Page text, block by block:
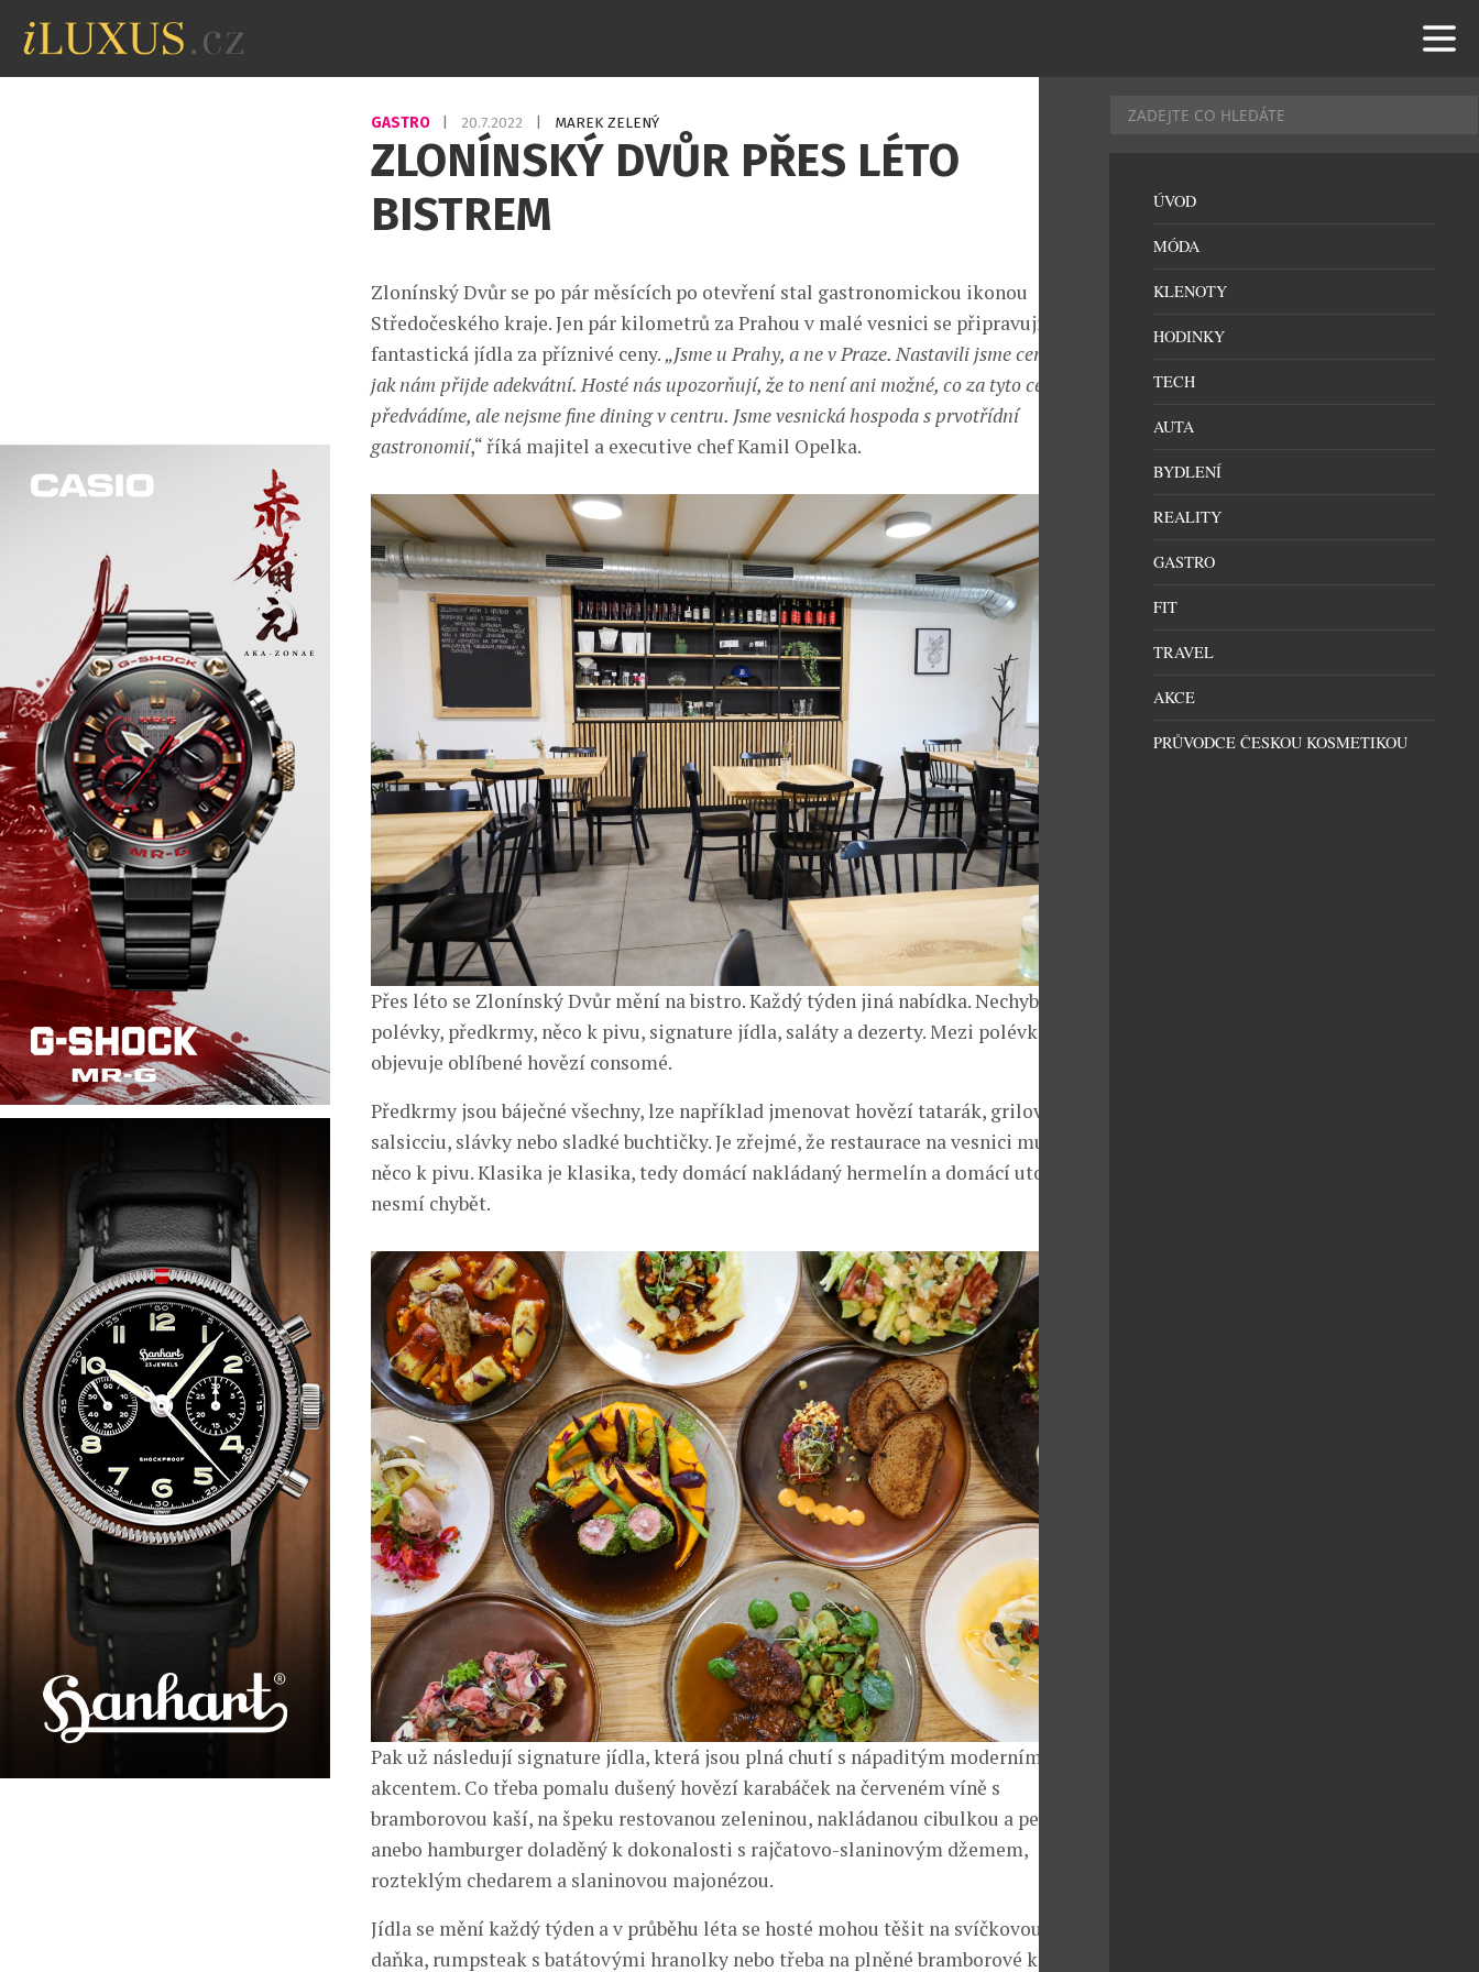
GASTRO 20.7.2022 MAREK ZELENÝ
ZLONÍNSKÝ DVŮR PŘES LÉTO
BISTREM
Zlonínský Dvůr se po pár měsících po otevření stal gastronomickou ikonou
Středočeského kraje. Jen pár kilometrů za Prahou v malé vesnici se připravují
fantastická jídla za příznivé ceny.„Jsme u Prahy, a ne v Praze. Nastavili jsme ceny tak,
jak nám přijde adekvátní. Hosté nás upozorňují, že to není ani možné, co za tyto ceny
předvádíme, ale nejsme fine dining v centru. Jsme vesnická hospoda s prvotřídní
gastronomií,“ říká majitel a executive chef Kamil Opelka.
Přes léto se Zlonínský Dvůr mění na bistro. Každý týden jiná nabídka. Nechybí
polévky, předkrmy, něco k pivu, signature jídla, saláty a dezerty. Mezi polévkami se
objevuje oblíbené hovězí consomé.
Předkrmy jsou báječné všechny, lze například jmenovat hovězí tatarák, grilovanou
salsicciu, slávky nebo sladké buchtičky. Je zřejmé, že restaurace na vesnici musí mít
něco k pivu. Klasika je klasika, tedy domácí nakládaný hermelín a domácí utopenci
nesmí chybět.
Pak už následují signature jídla, která jsou plná chutí s nápaditým moderním
akcentem. Co třeba pomalu dušený hovězí karabáček na červeném víně s
bramborovou kaší, na špeku restovanou zeleninou, nakládanou cibulkou a petrželí
anebo hamburger doladěný k dokonalosti s rajčatovo-slaninovým džemem,
rozteklým chedarem a slaninovou majonézou.
Jídla se mění každý týden a v průběhu léta se hosté mohou těšit na svíčkovou z
daňka, rumpsteak s batátovými hranolky nebo třeba na plněné bramborové knedlíky
ÚVOD
MÓDA
KLENOTY
HODINKY
TECH
AUTA
BYDLENÍ
REALITY
GASTRO
FIT
TRAVEL
AKCE
PRŮVODCE ČESKOU KOSMETIKOU